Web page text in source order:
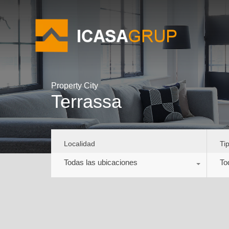
Property City
Terrassa
Localidad
Todas las ubicaciones